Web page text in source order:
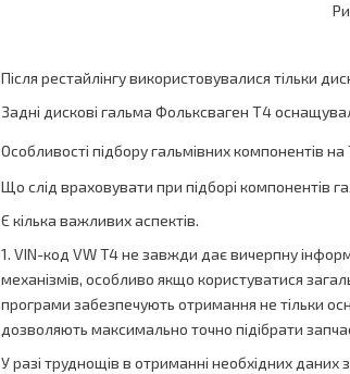
Після рестайлінгу використовувалися тільки
Задні дискові гальма Фольксваген Т4
Особливості підбору гальмівних компонентів
Що слід враховувати при підборі компонентів
Є кілька важливих аспектів.
1. VIN-код VW T4 не завжди дає вичерпну
механізмів, особливо якщо користуватися
програми забезпечують отримання не тільки
дозволяють максимально точно підібрати
У разі труднощів в отриманні необхідних даних